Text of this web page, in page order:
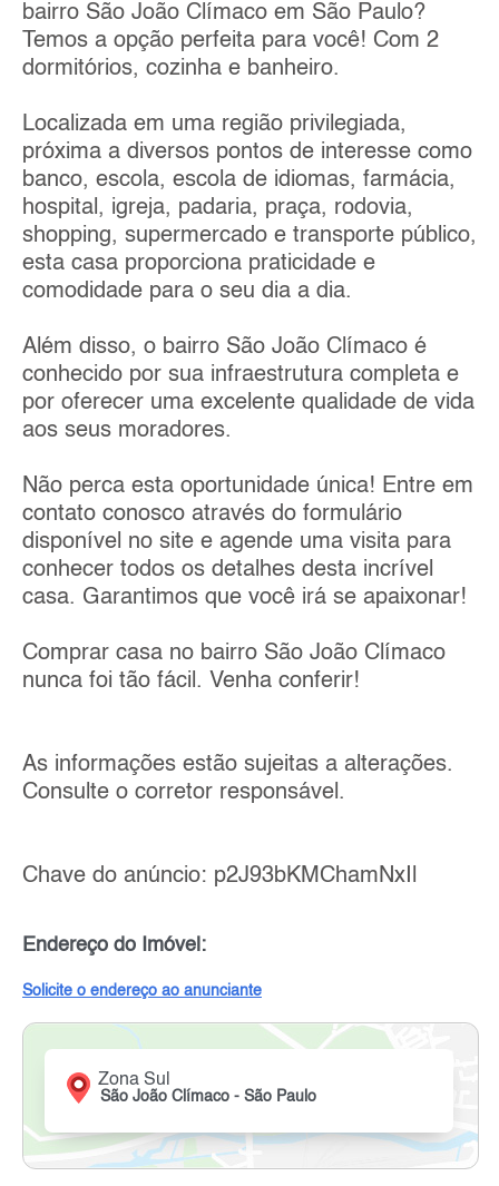
bairro São João Clímaco em São Paulo?
Temos a opção perfeita para você! Com 2
dormitórios, cozinha e banheiro.
Localizada em uma região privilegiada,
próxima a diversos pontos de interesse como
banco, escola, escola de idiomas, farmácia,
hospital, igreja, padaria, praça, rodovia,
shopping, supermercado e transporte público,
esta casa proporciona praticidade e
comodidade para o seu dia a dia.
Além disso, o bairro São João Clímaco é
conhecido por sua infraestrutura completa e
por oferecer uma excelente qualidade de vida
aos seus moradores.
Não perca esta oportunidade única! Entre em
contato conosco através do formulário
disponível no site e agende uma visita para
conhecer todos os detalhes desta incrível
casa. Garantimos que você irá se apaixonar!
Comprar casa no bairro São João Clímaco
nunca foi tão fácil. Venha conferir!
As informações estão sujeitas a alterações.
Consulte o corretor responsável.
Chave do anúncio: p2J93bKMChamNxIl
Endereço do Imóvel:
Solicite o endereço ao anunciante
Zona Sul
São João Clímaco - São Paulo